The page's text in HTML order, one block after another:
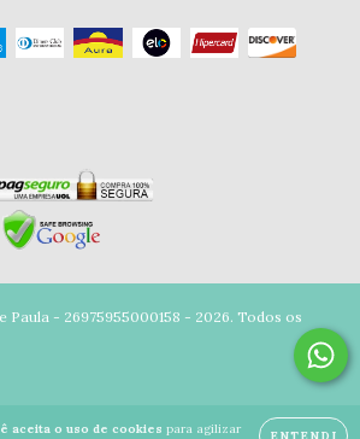
aceita o uso de cookies para agilizar
Paula - 26975955000158 - 2026. Todos os